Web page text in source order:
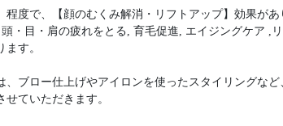
程度で、【顔のむくみ解消・リフトアップ】効果があ
・目・肩の疲れをとる, 育毛促進, エイジングケア ,
す。
、ブロー仕上げやアイロンを使ったスタイリングなど
ていただきます。